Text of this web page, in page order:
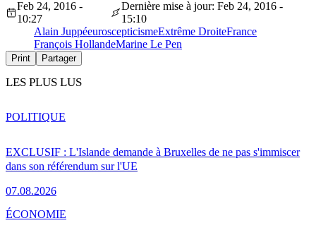
Feb 24, 2016 -
10:27
Dernière mise à jour: Feb 24, 2016 -
15:10
Alain JuppéeuroscepticismeExtrême DroiteFrance
François HollandeMarine Le Pen
Print Partager
LES PLUS LUS
EXCLUSIF : L'Islande demande à Bruxelles de ne pas s'immiscer
dans son référendum sur l'UE
07.08.2026
POLITIQUE
ÉCONOMIE